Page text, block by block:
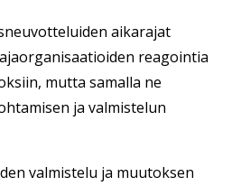
aikarajat
reagointia
mutta samalla ne
ja valmistelun
valmistelu ja muutoksen